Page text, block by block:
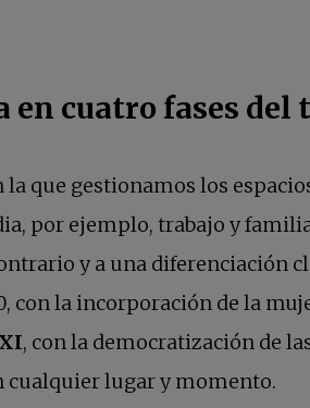
en cuatro fases
la que gestionamos los
por ejemplo, trabajo y
y a una diferenciación
con la incorporación de la
, con la democratización de
cualquier lugar y momento.